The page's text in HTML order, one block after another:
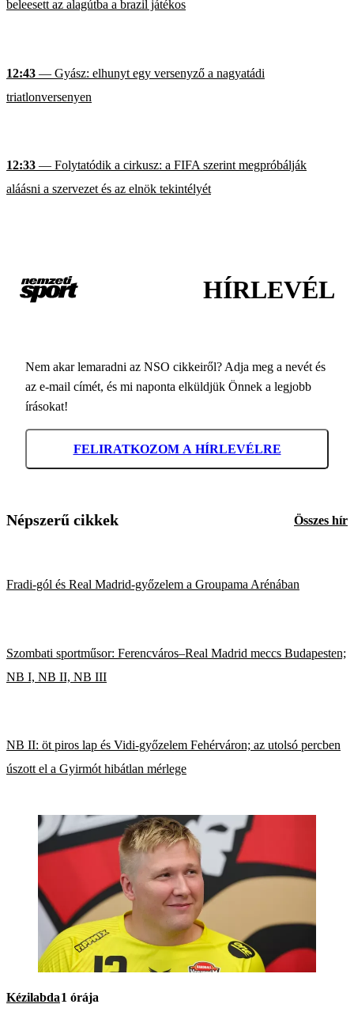
beleesett az alagútba a brazil játékos
12:43 — Gyász: elhunyt egy versenyző a nagyatádi
triatlonversenyen
12:33 — Folytatódik a cirkusz: a FIFA szerint megpróbálják
aláásni a szervezet és az elnök tekintélyét
HÍRLEVÉL
Nem akar lemaradni az NSO cikkeiről? Adja meg a nevét és
az e-mail címét, és mi naponta elküldjük Önnek a legjobb
írásokat!
FELIRATKOZOM A HÍRLEVÉLRE
Népszerű cikkek Összes hír
Fradi-gól és Real Madrid-győzelem a Groupama Arénában
Szombati sportműsor: Ferencváros–Real Madrid meccs Budapesten;
NB I, NB II, NB III
NB II: öt piros lap és Vidi-győzelem Fehérváron; az utolsó percben
úszott el a Gyirmót hibátlan mérlege
Kézilabda1 órája